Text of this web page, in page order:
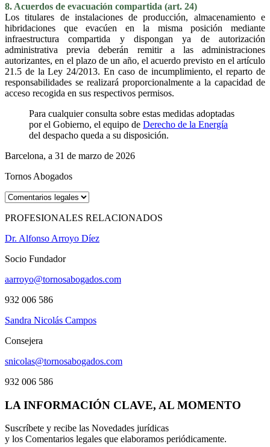
8. Acuerdos de evacuación compartida (art. 24)
Los titulares de instalaciones de producción, almacenamiento e
hibridaciones que evacúen en la misma posición mediante
infraestructura compartida y dispongan ya de autorización
administrativa previa deberán remitir a las administraciones
autorizantes, en el plazo de un año, el acuerdo previsto en el artículo
21.5 de la Ley 24/2013. En caso de incumplimiento, el reparto de
responsabilidades se realizará proporcionalmente a la capacidad de
acceso recogida en sus respectivos permisos.
Para cualquier consulta sobre estas medidas adoptadas
por el Gobierno, el equipo de Derecho de la Energía
del despacho queda a su disposición.
Barcelona, a 31 de marzo de 2026
Tornos Abogados
PROFESIONALES RELACIONADOS
Dr. Alfonso Arroyo Díez
Socio Fundador
aarroyo@tornosabogados.com
932 006 586
Sandra Nicolás Campos
Consejera
snicolas@tornosabogados.com
932 006 586
LA INFORMACIÓN CLAVE, AL MOMENTO
Suscríbete y recibe las Novedades jurídicas
y los Comentarios legales que elaboramos periódicamente.